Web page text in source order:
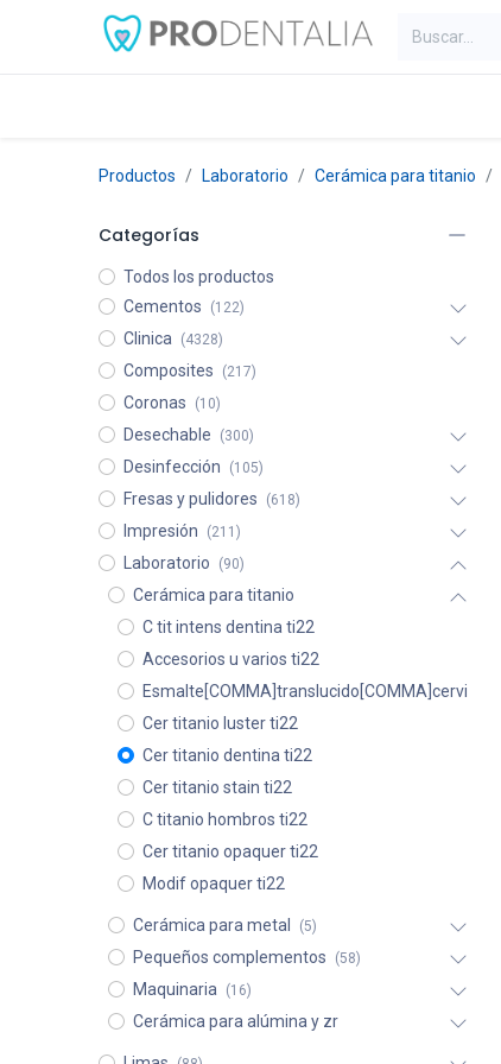
Productos Laboratorio Cerámica para titanio
Categorías
Todos los productos
Cementos
(122)
Clinica (4328)
Composites (217)
Coronas (10)
Desechable (300)
Desinfección (105)
Fresas y pulidores (618)
Impresión (211)
Laboratorio (90)
Cerámica para titanio
C tit intens dentina ti22
Accesorios u varios ti22
Esmalte[COMMA]translucido[COMMA]cervi
Cer titanio luster ti22
Cer titanio dentina ti22
Cer titanio stain ti22
C titanio hombros ti22
Cer titanio opaquer ti22
Modif opaquer ti22
Cerámica para metal (5)
Pequeños complementos (58)
Maquinaria (16)
Cerámica para alúmina y zr